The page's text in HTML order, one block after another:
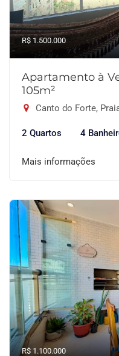
R$ 1.500.000
Apartamento à
105m²
Canto do Forte,
2 Quartos 4
Mais informações
R$ 1.100.000